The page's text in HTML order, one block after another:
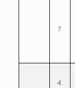
7.
4.